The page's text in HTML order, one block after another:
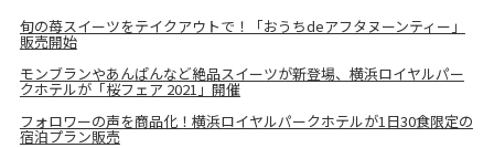
旬の苺スイーツをテイクアウトで！「おうちdeアフタヌーンティー」
販売開始
モンブランやあんぱんなど絶品スイーツが新登場、横浜ロイヤルパー
クホテルが「桜フェア 2021」開催
フォロワーの声を商品化！横浜ロイヤルパークホテルが1日30食限定の
宿泊プラン販売